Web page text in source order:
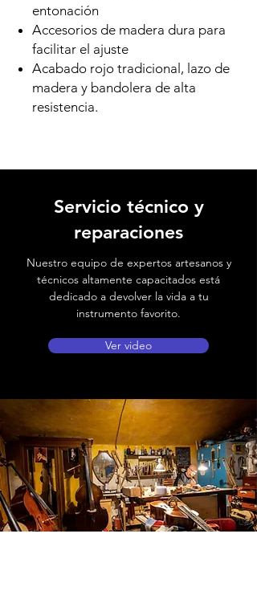
entonación
Accesorios de madera dura para
facilitar el ajuste
Acabado rojo tradicional, lazo de
madera y bandolera de alta
resistencia.
Servicio técnico y
reparaciones
Nuestro equipo de expertos artesanos y
técnicos altamente capacitados está
dedicado a devolver la vida a tu
instrumento favorito.
Ver video